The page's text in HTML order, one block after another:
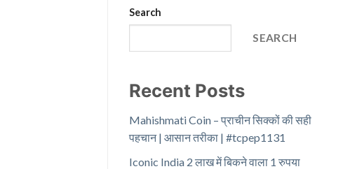
Search
SEARCH
Recent Posts
Mahishmati Coin – प्राचीन सिक्कों की सही
पहचान | आसान तरीका | #tcpep1131
Iconic India 2 लाख में बिकने वाला 1 रुपया